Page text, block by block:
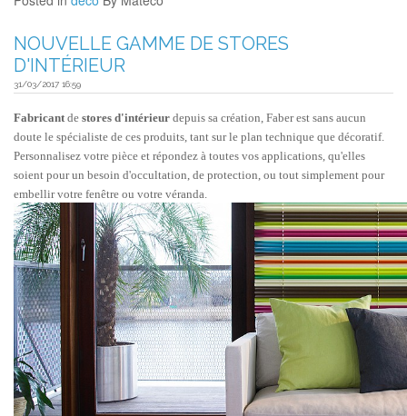
NOUVELLE GAMME DE STORES
D'INTÉRIEUR
31/03/2017 16:59
Fabricant de stores d'intérieur depuis sa création, Faber est sans aucun
doute le spécialiste de ces produits, tant sur le plan technique que décoratif.
Personnalisez votre pièce et répondez à toutes vos applications, qu'elles
soient pour un besoin d'occultation, de protection, ou tout simplement pour
embellir votre fenêtre ou votre véranda.